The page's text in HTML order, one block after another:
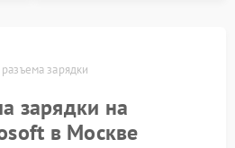
зарядки
зарядки на
в Москве